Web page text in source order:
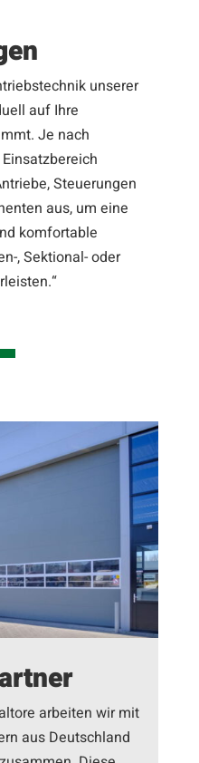
unserer
auf Ihre
Je nach
Steuerungen
aus, um eine
komfortable
, Sektional- oder
arbeiten wir mit
aus Deutschland